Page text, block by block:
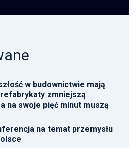
w budownictwie mają
zmniejszą
na swoje pięć minut muszą
na temat przemysłu